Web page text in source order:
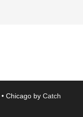
• Chicago by Catch